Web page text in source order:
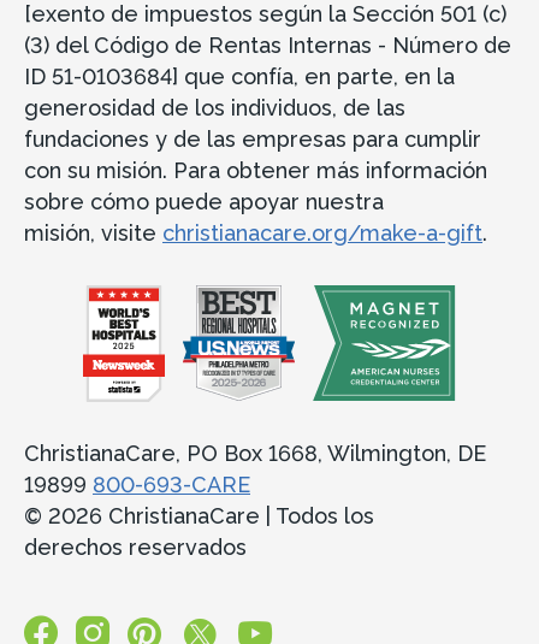
[exento de impuestos según la Sección 501 (c)
(3) del Código de Rentas Internas - Número de
ID 51-0103684] que confía, en parte, en la
generosidad de los individuos, de las
fundaciones y de las empresas para cumplir
con su misión. Para obtener más información
sobre cómo puede apoyar nuestra
misión, visite christianacare.org/make-a-gift.
ChristianaCare, PO Box 1668, Wilmington, DE
19899 800-693-CARE
© 2026 ChristianaCare | Todos los
derechos reservados